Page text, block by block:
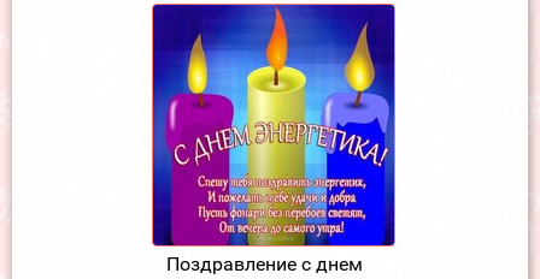
Поздравление с днем